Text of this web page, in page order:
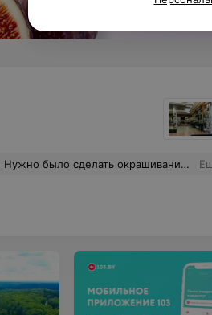
которое я принесла мастеру) Очень все понравилось! А ещё предложили сделать маникюр во время окраски и это было особенно удобно!